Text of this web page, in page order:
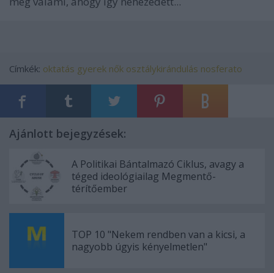
Címkék: oktatás gyerek nők osztálykirándulás nosferato
Ajánlott bejegyzések:
A Politikai Bántalmazó Ciklus, avagy a
téged ideológiailag Megmentő-
térítőember
TOP 10 "Nekem rendben van a kicsi, a
nagyobb úgyis kényelmetlen"